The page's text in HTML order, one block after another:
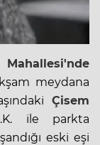
meydana
Çisem
ile parkta
eski eşi